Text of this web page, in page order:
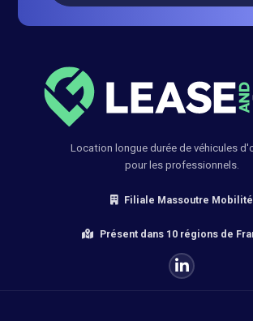
Location longue durée de véhicules
pour les professionnels.
Filiale Massoutre Mobilité
Présent dans 10 régions de